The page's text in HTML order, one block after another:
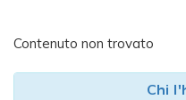
Contenuto non trovato
Chi